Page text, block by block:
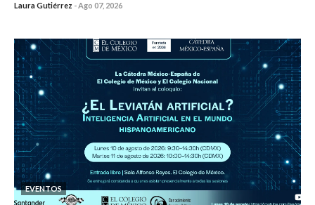
Laura Gutiérrez -Ago 07, 2026
EVENTOS